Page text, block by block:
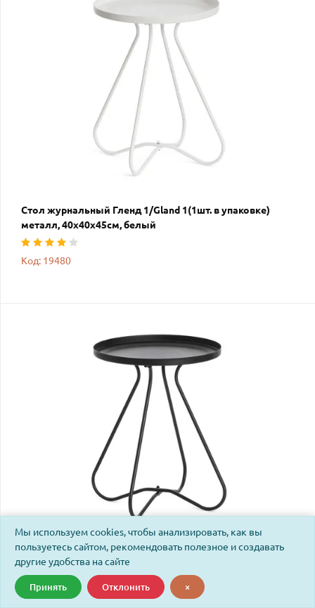
Стол журнальный Гленд 1/Gland 1(1шт. в упаковке)
металл, 40х40х45см, белый
Код: 19480
Стол журнальный Гленд 1/Gland 1(1шт. в упаковке)
металл, 40х40х45см, черный
Мы используем cookies, чтобы анализировать, как вы
пользуетесь сайтом, рекомендовать полезное и создавать
другие удобства на сайте
Принять Отклонить ×